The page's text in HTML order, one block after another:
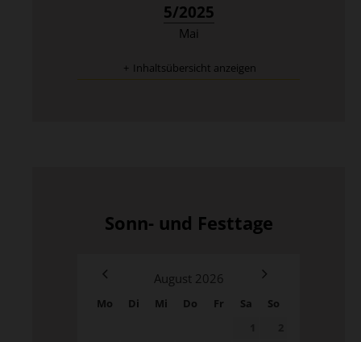
5/2025
Mai
Inhaltsübersicht anzeigen
Sonn- und Festtage
August 2026
Mo Di Mi Do Fr Sa
So